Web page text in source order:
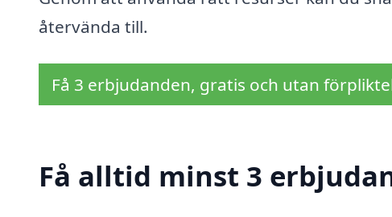
återvända till.
Få 3 erbjudanden, gratis och utan
Få alltid minst 3